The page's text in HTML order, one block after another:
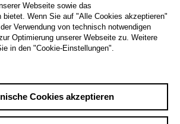
Webseite sowie das
bietet. Wenn Sie auf "Alle Cookies akzeptieren"
Verwendung von technisch notwendigen
Optimierung unserer Webseite zu. Weitere
in den "Cookie-Einstellungen".
Cookies akzeptieren